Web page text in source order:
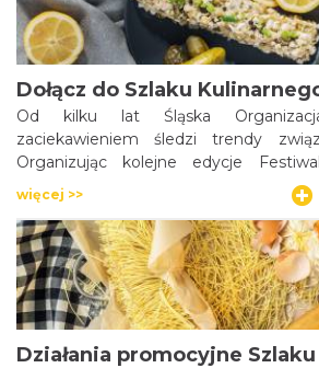
Od kilku lat Śląska
zaciekawieniem śledzi trendy
Organizując kolejne edycje
zauważyć można nie tylko
lokalnymi smakami, a nawet
potęgowaną m. in. programami
więcej >>
Działania promocyjne Szlaku